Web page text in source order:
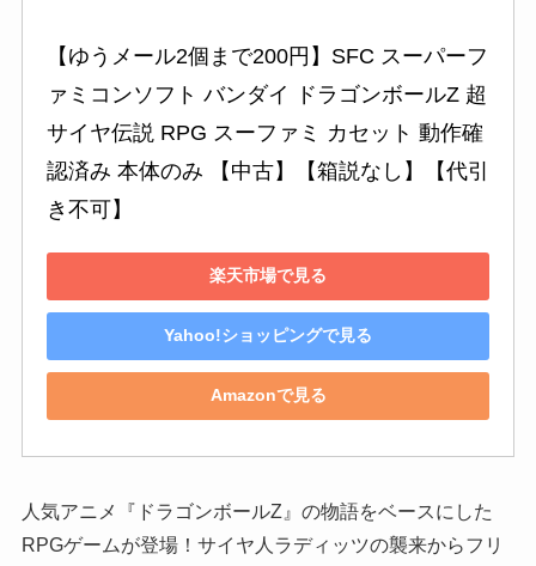
【ゆうメール2個まで200円】SFC スーパーフ
ァミコンソフト バンダイ ドラゴンボールZ 超
サイヤ伝説 RPG スーファミ カセット 動作確
認済み 本体のみ 【中古】【箱説なし】【代引
き不可】
楽天市場で見る
Yahoo!ショッピングで見る
Amazonで見る
人気アニメ『ドラゴンボールZ』の物語をベースにした
RPGゲームが登場！サイヤ人ラディッツの襲来からフリ